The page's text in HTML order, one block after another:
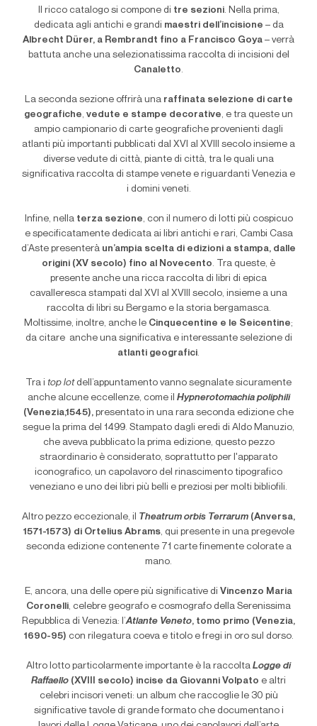
Il ricco catalogo si compone di tre sezioni. Nella prima,
dedicata agli antichi e grandi maestri dell’incisione – da
Albrecht Dürer, a Rembrandt fino a Francisco Goya – verrà
battuta anche una selezionatissima raccolta di incisioni del
Canaletto.
La seconda sezione offrirà una raffinata selezione di carte
geografiche, vedute e stampe decorative, e tra queste un
ampio campionario di carte geografiche provenienti dagli
atlanti più importanti pubblicati dal XVI al XVIII secolo insieme a
diverse vedute di città, piante di città, tra le quali una
significativa raccolta di stampe venete e riguardanti Venezia e
i domini veneti.
Infine, nella terza sezione, con il numero di lotti più cospicuo
e specificatamente dedicata ai libri antichi e rari, Cambi Casa
d’Aste presenterà un’ampia scelta di edizioni a stampa, dalle
origini (XV secolo) fino al Novecento. Tra queste, è
presente anche una ricca raccolta di libri di epica
cavalleresca stampati dal XVI al XVIII secolo, insieme a una
raccolta di libri su Bergamo e la storia bergamasca.
Moltissime, inoltre, anche le Cinquecentine e le Seicentine;
da citare anche una significativa e interessante selezione di
atlanti geografici.
Tra i top lotdell’appuntamento vanno segnalate sicuramente
anche alcune eccellenze, come il Hypnerotomachia poliphili
(Venezia,1545), presentato in una rara seconda edizione che
segue la prima del 1499. Stampato dagli eredi di Aldo Manuzio,
che aveva pubblicato la prima edizione, questo pezzo
straordinario è considerato, soprattutto per l'apparato
iconografico, un capolavoro del rinascimento tipografico
veneziano e uno dei libri più belli e preziosi per molti bibliofili.
Altro pezzo eccezionale, il Theatrum orbis Terrarum (Anversa,
1571-1573) di Ortelius Abrams, qui presente in una pregevole
seconda edizione contenente 71 carte finemente colorate a
mano.
E, ancora, una delle opere più significative di Vincenzo Maria
Coronelli, celebre geografo e cosmografo della Serenissima
Repubblica di Venezia: l’Atlante Veneto, tomo primo (Venezia,
1690-95) con rilegatura coeva e titolo e fregi in oro sul dorso.
Altro lotto particolarmente importante è la raccolta Logge di
Raffaello (XVIII secolo) incise da Giovanni Volpato e altri
celebri incisori veneti: un album che raccoglie le 30 più
significative tavole di grande formato che documentano i